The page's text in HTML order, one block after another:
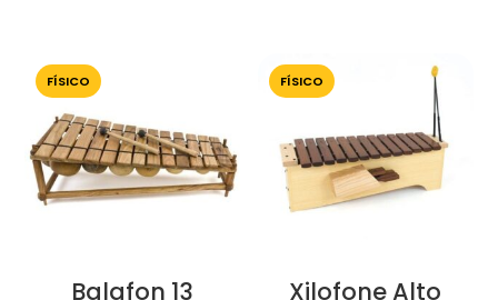
FÍSICO
Balafon 13
FÍSICO
Xilofone Alto